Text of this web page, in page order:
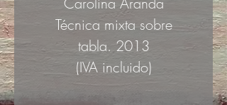
Técnica mixta sobre
tabla. 2013
(IVA incluido)